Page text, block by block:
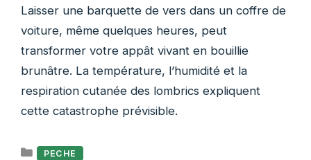
Laisser une barquette de vers dans un coffre de
voiture, même quelques heures, peut
transformer votre appât vivant en bouillie
brunâtre. La température, l’humidité et la
respiration cutanée des lombrics expliquent
cette catastrophe prévisible.
Catégories
PECHE